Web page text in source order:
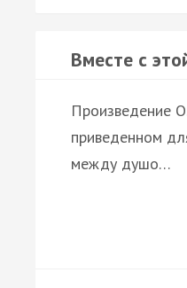
Вместе с
Произведение О.
приведенном
между душо…